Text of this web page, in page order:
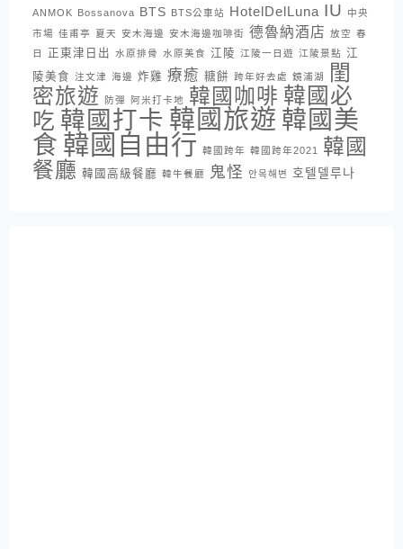
ANMOK Bossanova BTS BTS公車站 HotelDelLuna IU
中央
市場 佳甫亭 夏天 安木海邊 安木海邊咖啡街 德魯納酒店 放空 春
日
正東津日出 水原排骨 水原美食 江陵 江陵一日遊 江陵景點 江
陵美食 注文津 海邊 炸雞 療癒 糖餅 跨年好去處 鏡浦湖
閨
密旅遊
防彈 阿米打卡地 韓國咖啡 韓國必
吃 韓國打卡 韓國旅遊 韓國美
食 韓國自由行 韓國跨年 韓國跨年2021
韓國
餐廳 韓國高級餐廳 韓牛餐廳 鬼怪 안목해변 호텔델루나